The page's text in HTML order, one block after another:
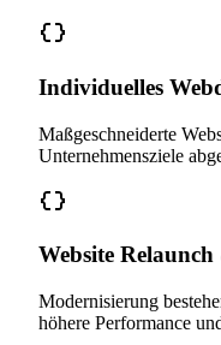
Individuelles
Maßgeschneiderte
Unternehmensziele
Website
Modernisierung
höhere Performance